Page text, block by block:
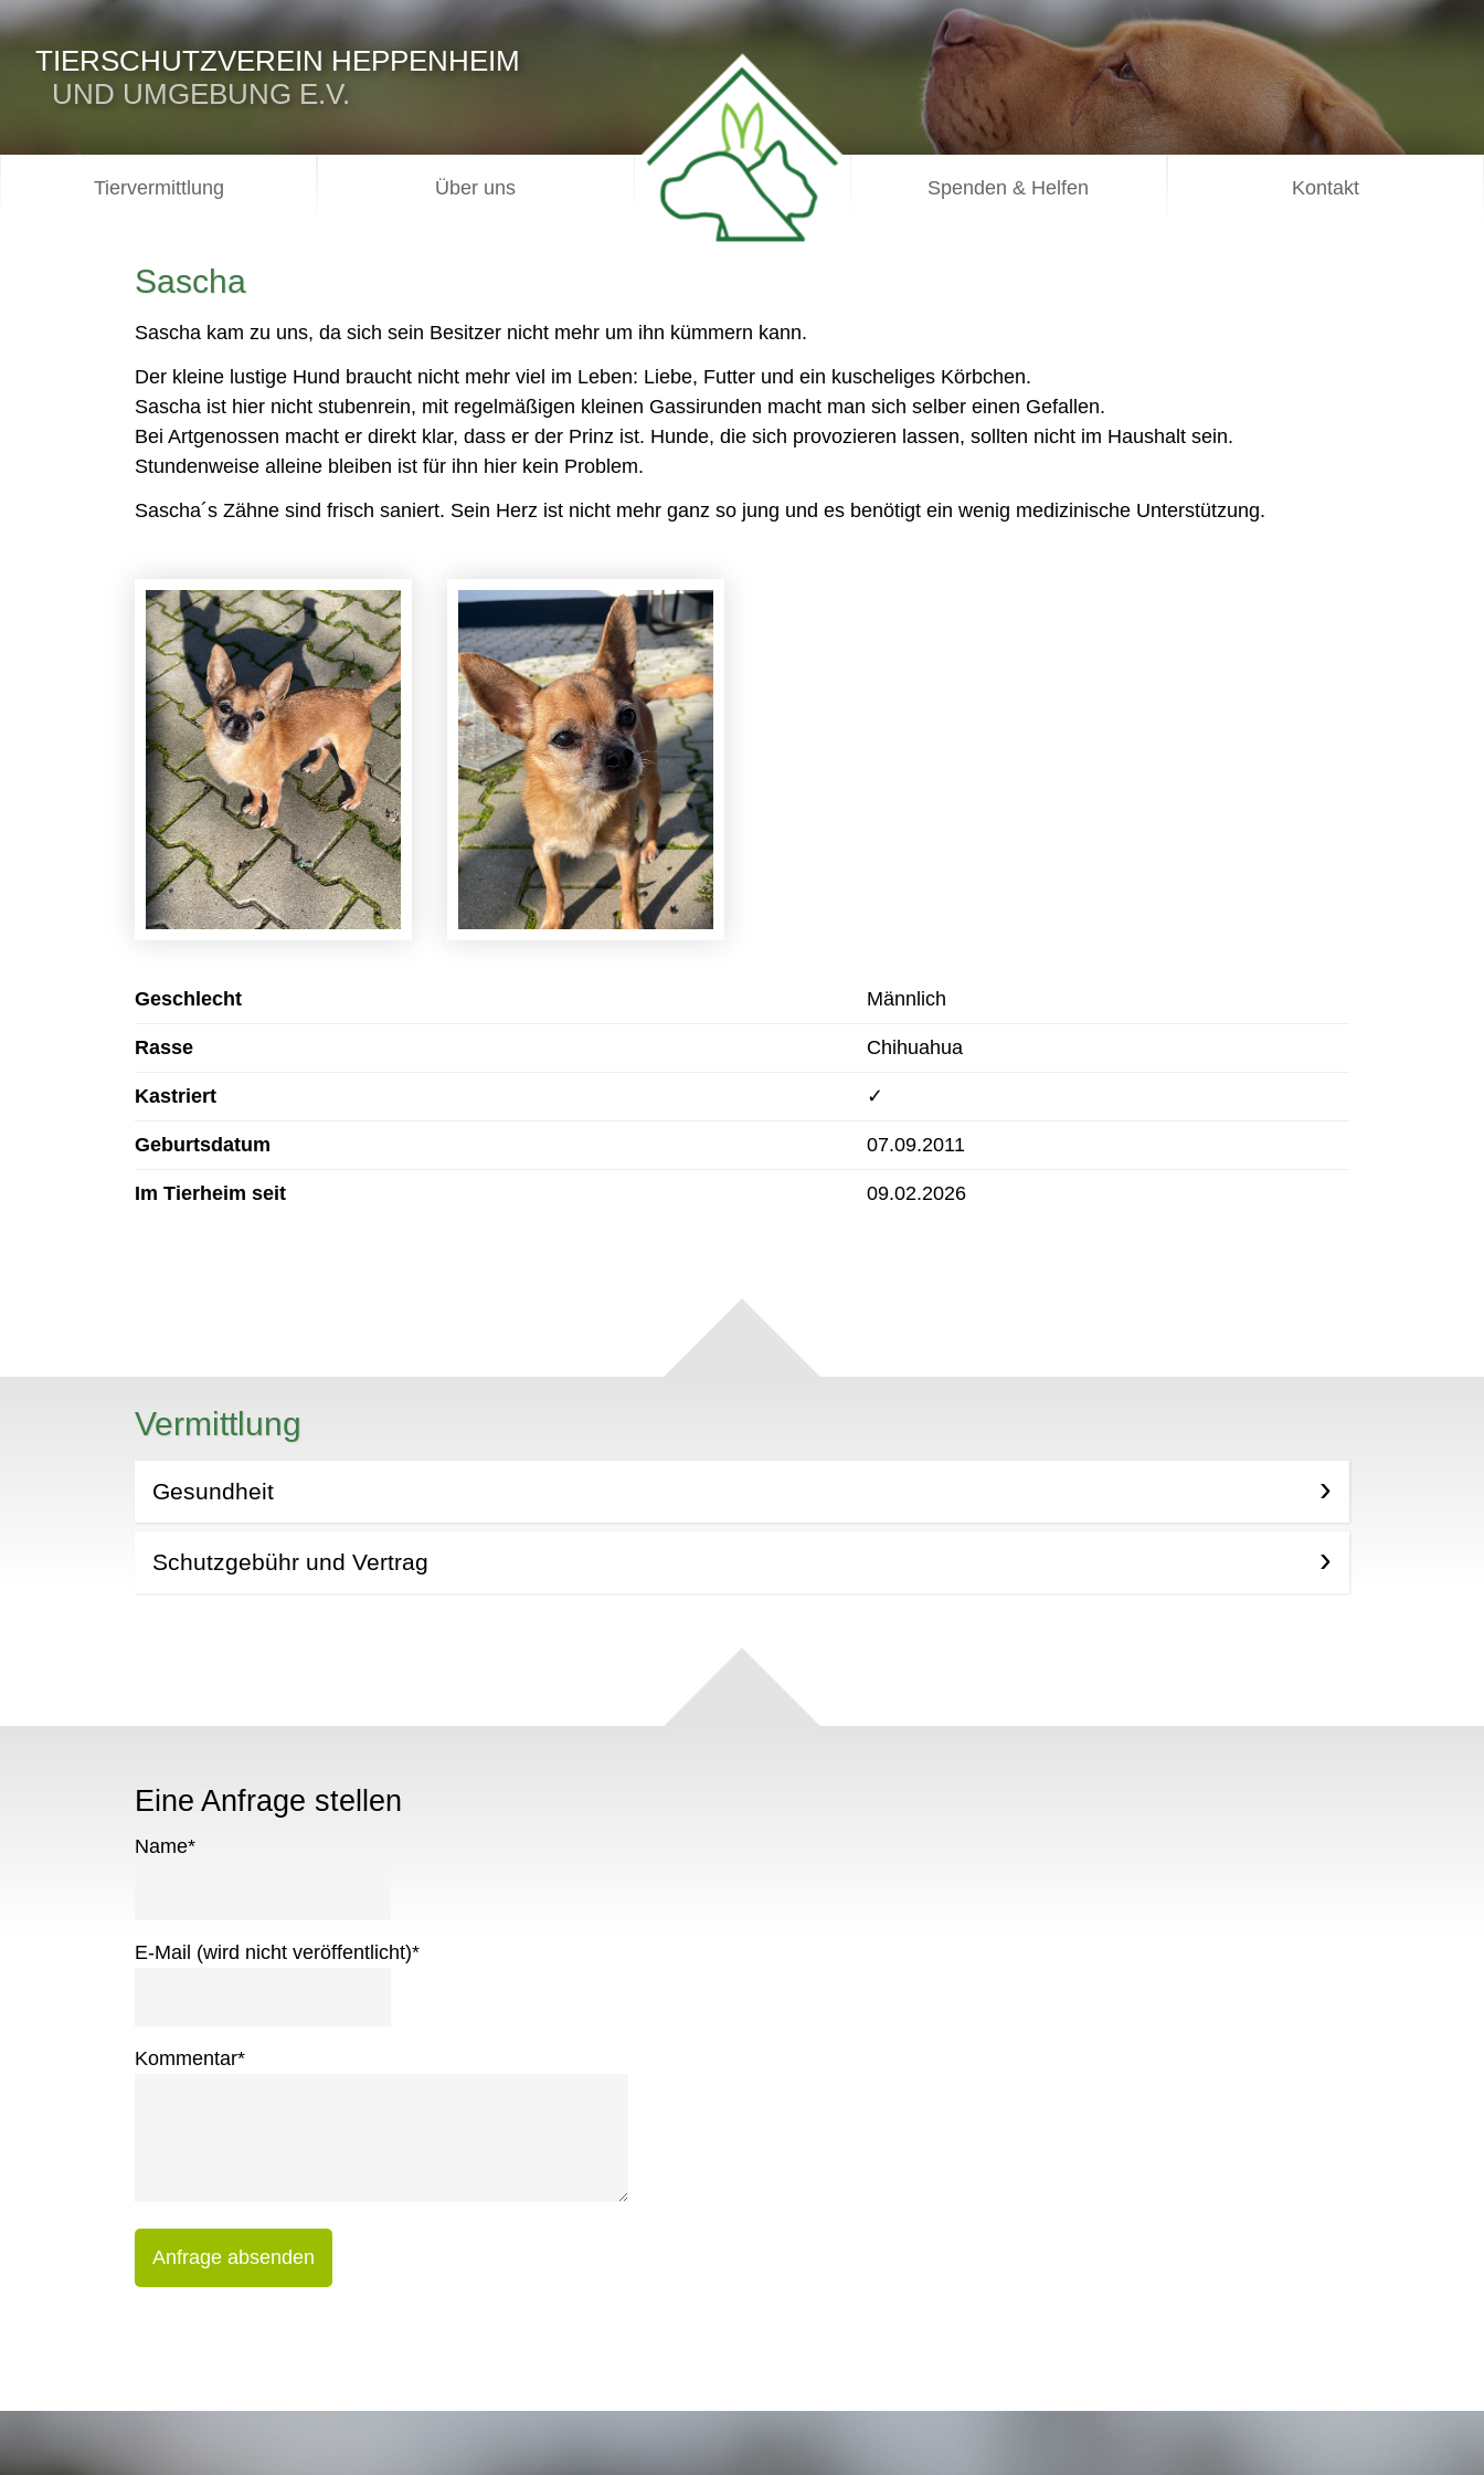
TIERSCHUTZVEREIN HEPPENHEIM
UND UMGEBUNG E.V.
Tiervermittlung Über uns Spenden & Helfen Kontakt
Sascha
Sascha kam zu uns, da sich sein Besitzer nicht mehr um ihn kümmern kann.
Der kleine lustige Hund braucht nicht mehr viel im Leben: Liebe, Futter und ein kuscheliges Körbchen.
Sascha ist hier nicht stubenrein, mit regelmäßigen kleinen Gassirunden macht man sich selber einen Gefallen.
Bei Artgenossen macht er direkt klar, dass er der Prinz ist. Hunde, die sich provozieren lassen, sollten nicht im Haushalt sein.
Stundenweise alleine bleiben ist für ihn hier kein Problem.
Sascha´s Zähne sind frisch saniert. Sein Herz ist nicht mehr ganz so jung und es benötigt ein wenig medizinische Unterstützung.
Geschlecht Männlich
Rasse Chihuahua
Kastriert ✓
Geburtsdatum 07.09.2011
Im Tierheim seit 09.02.2026
Vermittlung
Gesundheit
Schutzgebühr und Vertrag
Eine Anfrage stellen
Name*
E-Mail (wird nicht veröffentlicht)*
Kommentar*
Anfrage absenden